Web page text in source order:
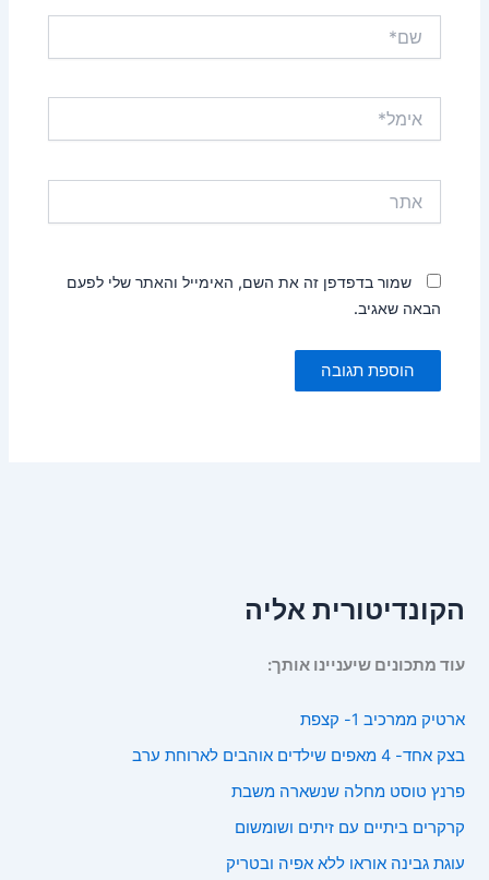
שמור בדפדפן זה את השם, האימייל והאתר שלי לפעם
הבאה שאגיב.
הקונדיטורית אליה
עוד מתכונים שיעניינו אותך:
ארטיק ממרכיב 1- קצפת
בצק אחד- 4 מאפים שילדים אוהבים לארוחת ערב
פרנץ טוסט מחלה שנשארה משבת
קרקרים ביתיים עם זיתים ושומשום
עוגת גבינה אוראו ללא אפיה ובטריק